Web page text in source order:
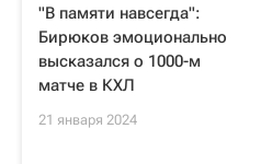
"В памяти навсегда":
Бирюков эмоционально
высказался о 1000-м
матче в КХЛ
21 января 2024